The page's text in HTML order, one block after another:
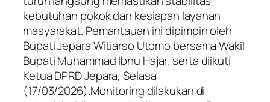
kebutuhan pokok dan kesiapan layanan
masyarakat. Pemantauan ini dipimpin oleh
Bupati Jepara Witiarso Utomo bersama Wakil
Bupati Muhammad Ibnu Hajar, serta diikuti
Ketua DPRD Jepara, Selasa
(17/03/2026).Monitoring dilakukan di